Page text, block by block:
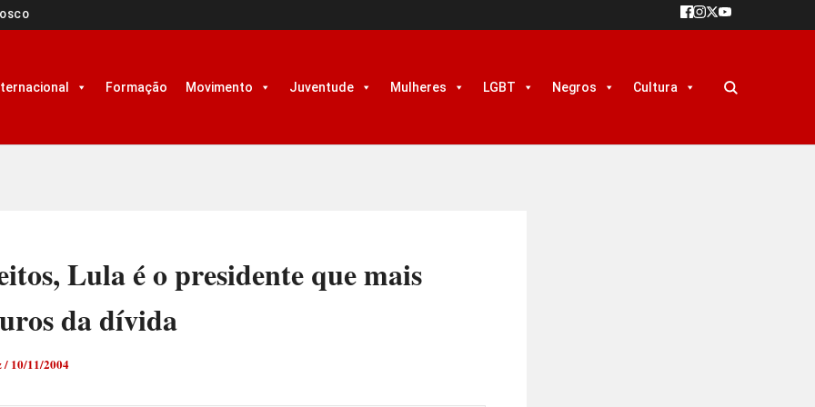
Formação Movimento Juventude Mulheres LGBT Negros Cultura
Lula é o presidente que mais
da dívida
/ 10/11/2004